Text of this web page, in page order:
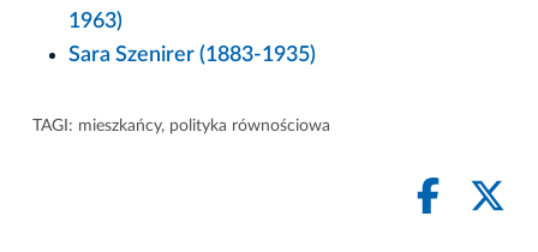
1963)
Sara Szenirer (1883-1935)
TAGI: mieszkańcy, polityka równościowa